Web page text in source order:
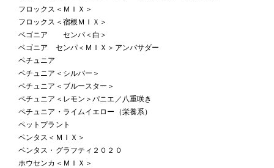
フロックス＜ＭＩＸ＞
フロックス＜宿根ＭＩＸ＞
ベゴニア センパ＜白＞
ベゴニア センパ＜ＭＩＸ＞アンバサダー
ペチュニア
ペチュニア＜シルバー＞
ペチュニア＜ブルースター＞
ペチュニア＜レモン＞パニエ／八重咲き
ペチュニア・ライムイエロー（栄養系）
ペットプラント
ペンタス＜ＭＩＸ＞
ペンタス・グラフティ２０２０
ホウセンカ＜ＭＩＸ＞